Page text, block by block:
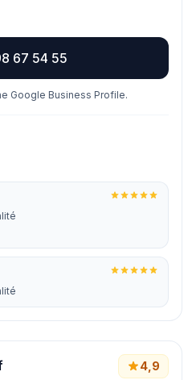
67 54 55
Google Business Profile.
4,9